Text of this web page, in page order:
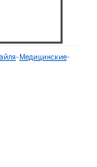
- Медицинские-